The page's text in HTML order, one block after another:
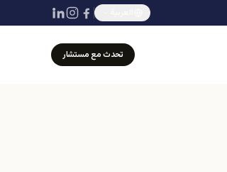
تحدث مع مستشار